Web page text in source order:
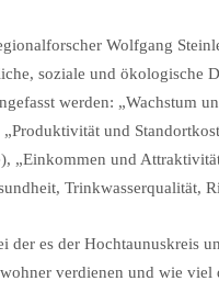
Wolfgang
soziale und ökologische
werden: „Wachstum
und
„Einkommen und
Trinkwasserqualität,
es der Hochtaunuskreis
verdienen und wie viel